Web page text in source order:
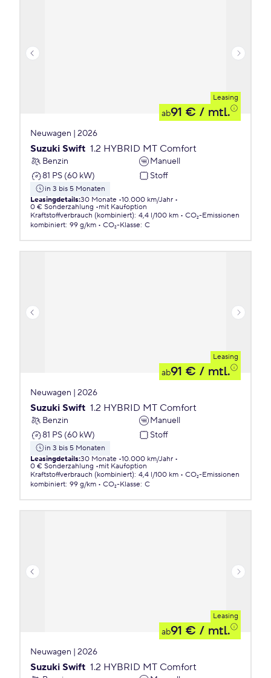
Leasing
ab91 € / mtl.
Neuwagen | 2026
Suzuki Swift 1.2 HYBRID MT Comfort
Benzin
Manuell
81 PS (60 kW)
Stoff
in 3 bis 5 Monaten
Leasingdetails:30 Monate 10.000 km/Jahr
0 € Sonderzahlung
mit Kaufoption
Kraftstoffverbrauch (kombiniert): 4,4 l/100 km
CO₂-Emissionen
kombiniert: 99 g/km CO₂-Klasse: C
Leasing
ab91 € / mtl.
Neuwagen | 2026
Suzuki Swift 1.2 HYBRID MT Comfort
Benzin
Manuell
81 PS (60 kW)
Stoff
in 3 bis 5 Monaten
Leasingdetails:30 Monate 10.000 km/Jahr
0 € Sonderzahlung
mit Kaufoption
Kraftstoffverbrauch (kombiniert): 4,4 l/100 km
CO₂-Emissionen
kombiniert: 99 g/km CO₂-Klasse: C
Leasing
ab91 € / mtl.
Neuwagen | 2026
Suzuki Swift 1.2 HYBRID MT Comfort